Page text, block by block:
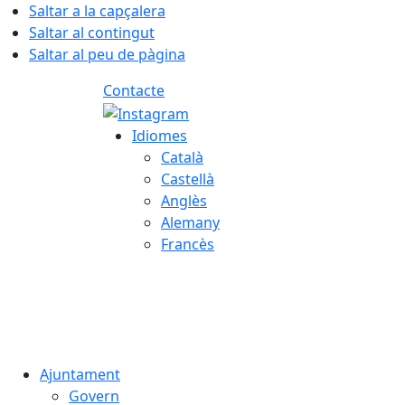
Saltar a la capçalera
Saltar al contingut
Saltar al peu de pàgina
Contacte
Idiomes
Català
Castellà
Anglès
Alemany
Francès
Ajuntament
Govern